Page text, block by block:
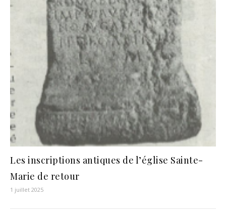
Les inscriptions antiques de l’église Sainte-
Marie de retour
1 juillet 2025